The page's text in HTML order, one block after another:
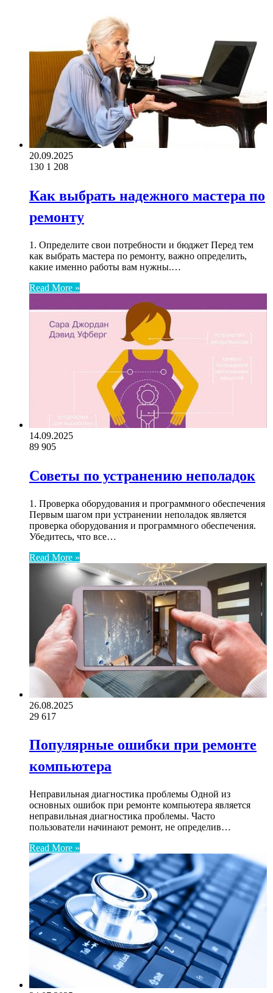
20.09.2025
130 1 208
Как выбрать надежного мастера по
ремонту
1. Определите свои потребности и бюджет Перед тем
как выбрать мастера по ремонту, важно определить,
какие именно работы вам нужны.…
Read More »
14.09.2025
89 905
Советы по устранению неполадок
1. Проверка оборудования и программного обеспечения
Первым шагом при устранении неполадок является
проверка оборудования и программного обеспечения.
Убедитесь, что все…
Read More »
26.08.2025
29 617
Популярные ошибки при ремонте
компьютера
Неправильная диагностика проблемы Одной из
основных ошибок при ремонте компьютера является
неправильная диагностика проблемы. Часто
пользователи начинают ремонт, не определив…
Read More »